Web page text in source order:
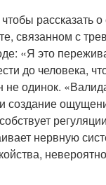
рассказать
связанном с
«Я это
до человека,
не одинок.
создание
нервную